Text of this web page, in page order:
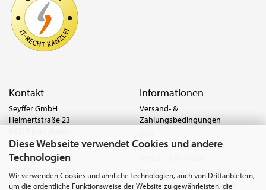
Diese Webseite verwendet Cookies und andere
Technologien
Wir verwenden Cookies und ähnliche Technologien, auch von Drittanbietern,
um die ordentliche Funktionsweise der Website zu gewährleisten, die
Kontakt
Seyffer GmbH
Helmertstraße 23
Deutschland
Tel.:0621 8779-555
anfrage@seyffer.shop
Informationen
Versand- &
Zahlungsbedingungen
Widerrufsrecht & Muster-
Privatsphäre und Datenschutz
Batterie- & Recyclinghinweis